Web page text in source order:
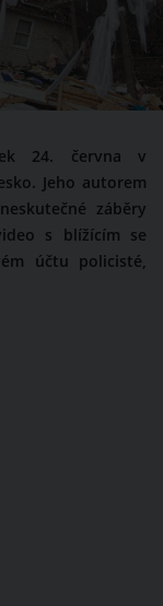
24. června v
Jeho autorem
záběry
s blížícím se
účtu policisté,